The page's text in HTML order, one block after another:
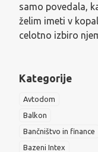
samo povedala,
želim imeti v
celotno izbiro
Kategorije
Avtodom
Balkon
Bančništvo in finance
Bazeni Intex